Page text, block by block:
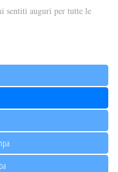
sentiti auguri per tutte le